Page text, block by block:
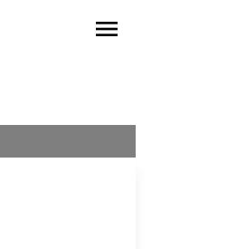
menu